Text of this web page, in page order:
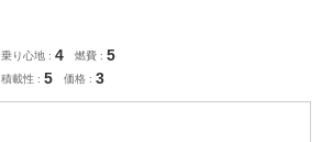
乗り心地 4 燃費 5
積載性 5 価格 3